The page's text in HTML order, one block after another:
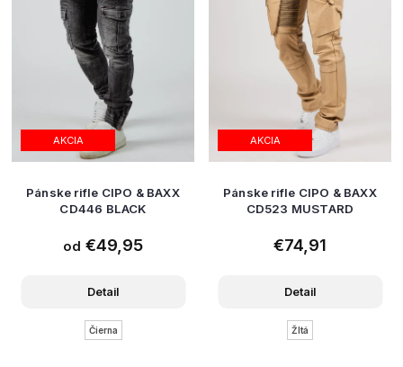
AKCIA
Pánske rifle CIPO & BAXX
CD446 BLACK
od €49,95
Detail
Čierna
AKCIA
Pánske rifle CIPO & BAXX
CD523 MUSTARD
€74,91
Detail
Žltá